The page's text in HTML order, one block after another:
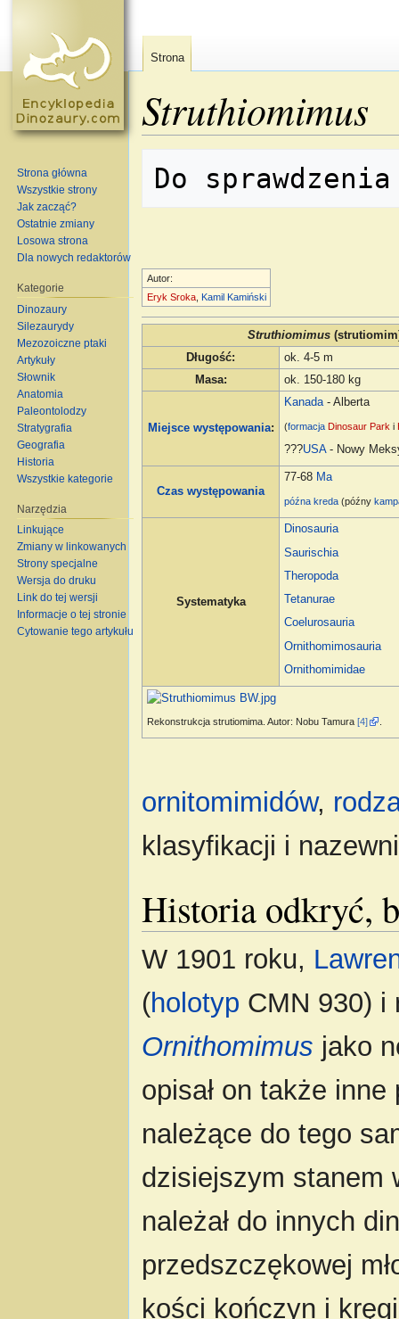
Struthiomimus
Autor:
Eryk Sroka, Kamil Kamiński
Struthiomimus
Długość:
ok. 4-5 m
Masa: ok. 150-180 kg
Miejsce występowania:
Kanada- Alberta
(formacja Dinosaur Park i
???USA- Nowy
Czas występowania
77-68 Ma
późna kreda (późny
Systematyka
Dinosauria
Saurischia
Theropoda
Tetanurae
Coelurosauria
Ornithomimosauria
Ornithomimidae
Rekonstrukcja strutiomima. Autor: Nobu Tamura [4]
ornitomimidów,
klasyfikacji i
Historia odkryć,
W 1901 roku,
(holotyp CMN 930) i
Ornithomimus jako
opisał on także inne
należące do tego
dzisiejszym stanem
należał do innych
przedszczękowej
kości kończyn i
Strona
Strona główna
Wszystkie strony
Jak zacząć?
Ostatnie zmiany
Losowa strona
Dla nowych redaktorów
Kategorie
Dinozaury
Silezaurydy
Mezozoiczne ptaki
Artykuły
Słownik
Anatomia
Paleontolodzy
Stratygrafia
Geografia
Historia
Wszystkie kategorie
Narzędzia
Linkujące
Zmiany w linkowanych
Strony specjalne
Wersja do druku
Link do tej wersji
Informacje o tej stronie
Cytowanie tego artykułu